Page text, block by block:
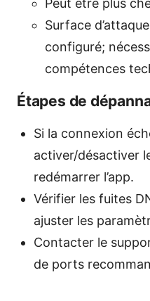
Surface
configuré;
compétences
Étapes de
Si la connexion
activer/désactiver
redémarrer l’app.
Vérifier les fuites
ajuster les
Contacter le
de ports